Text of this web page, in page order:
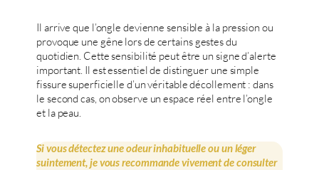
Il arrive que l’ongle devienne sensible à la pression ou
provoque une gêne lors de certains gestes du
quotidien. Cette sensibilité peut être un signe d’alerte
important. Il est essentiel de distinguer une simple
fissure superficielle d’un véritable décollement : dans
le second cas, on observe un espace réel entre l’ongle
et la peau.
Si vous détectez une odeur inhabituelle ou un léger
suintement, je vous recommande vivement de consulter